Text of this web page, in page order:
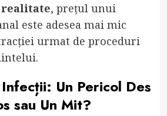
, prețul unui
este adesea mai mic
urmat de proceduri
Un Pericol Des
sau Un Mit?